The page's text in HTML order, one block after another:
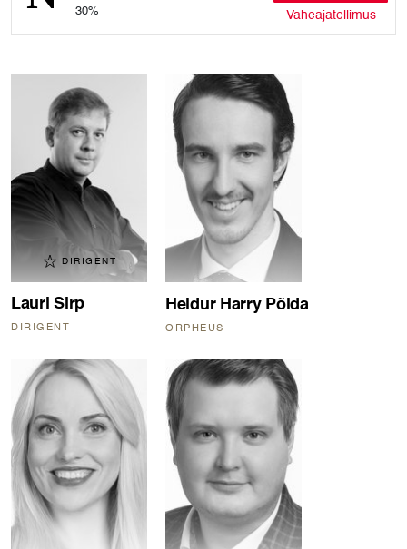
30%
Vaheajatellimus
DIRIGENT
Lauri Sirp
DIRIGENT
Heldur Harry Põlda
ORPHEUS